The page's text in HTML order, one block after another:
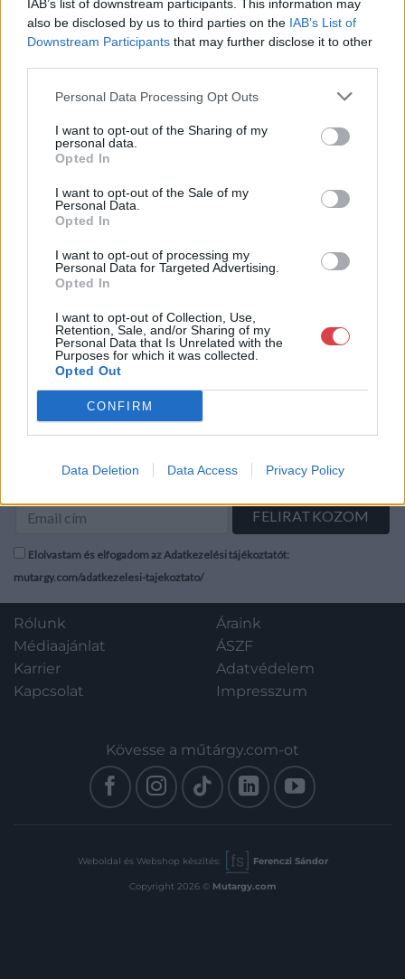
IAB’s list of downstream participants. This information may
also be disclosed by us to third parties on the IAB’s List of
Downstream Participants that may further disclose it to other
Personal Data Processing Opt Outs
I want to opt-out of the Sharing of my
personal data.
Opted In
I want to opt-out of the Sale of my
Personal Data.
Opted In
I want to opt-out of processing my
Personal Data for Targeted Advertising.
Opted In
I want to opt-out of Collection, Use,
Retention, Sale, and/or Sharing of my
Personal Data that Is Unrelated with the
Purposes for which it was collected.
Opted Out
CONFIRM
Data Deletion Data Access Privacy Policy
16696. tétel:
1937 A Nemzetközi
Eucharisztikus
A Főváros felkéri a
lakókat, hogy
magánszálláshelyek
biztosításával
járuljanak hozzá a
rendezvény sikeres
állapotban, hajtva
47×32 cm
Eucharisztikus Kongresszus
plakátja. A Főváros felkéri a
magánszálláshelyek
biztosításával járuljanak
hozzá a rendezvény sikeres
lebonyolításához Jó
állapotban, hajtva 47x32 cm
Kikiáltási ár: 8 000Ft
Aukció:44. Nagyaukció
Aukció időpontja:
2025/05/10 18:00
MEGTEKINTEM
EGYÉB MŰTÁRGY
16698. tétel:
1945 ,,A Független
szervezete választói
nagygyűlést tart
[…]”, plakát, Bp.,
Függetlenség-ny.,
cm
Kisgazda-, Földmunkás és
Polgári Párt IV. ker.
nagygyűlést tart
szeptember hó 30-án [...]",
plakát, Bp., Függetlenség-
sérülésekkel, 59,5x42 cm
Kikiáltási ár:
Aukció:44. Nagyaukció
Aukció időpontja:
Hírlevél feliratkozás
Elolvastam és elfogadom az Adatkezelési tájékoztatót:
mutargy.com/adatkezelesi-tajekoztato/
Rólunk
Médiaajánlat
Karrier
Kapcsolat
Áraink
ÁSZF
Adatvédelem
Impresszum
Kövesse a műtárgy.com-ot
Weboldal és Webshop készítés: Ferenczi Sándor
Copyright 2026 © Mutargy.com